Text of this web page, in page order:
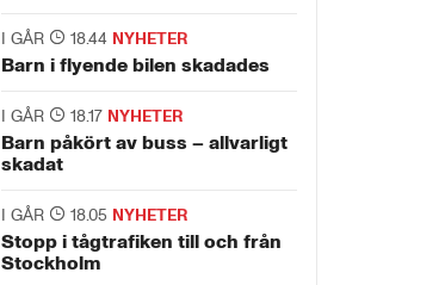
I GÅR 18.44 NYHETER
Barn i flyende bilen skadades
I GÅR 18.17 NYHETER
Barn påkört av buss – allvarligt
skadat
I GÅR 18.05 NYHETER
Stopp i tågtrafiken till och från
Stockholm